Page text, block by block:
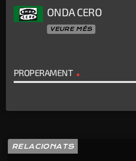
ONDA CERO
VEURE MÉS
PROPERAMENT
RELACIONATS